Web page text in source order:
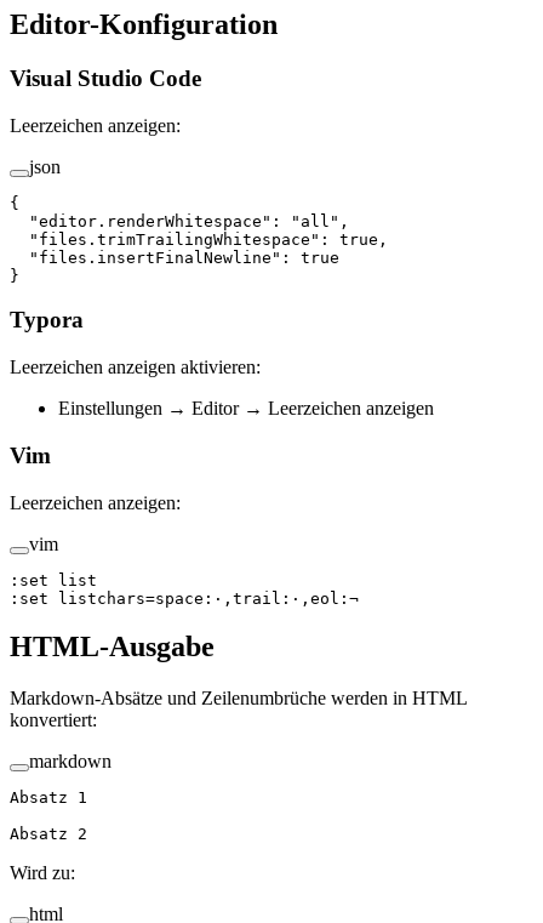
Editor-Konfiguration
Visual Studio Code
Leerzeichen anzeigen:
json
{
  "editor.renderWhitespace"
: "all" ,
  "files.trimTrailingWhitespace"
: true ,
  "files.insertFinalNewline"
: true
}
Typora
Leerzeichen anzeigen aktivieren:
Einstellungen → Editor → Leerzeichen anzeigen
Vim
Leerzeichen anzeigen:
vim
: set list
: set listchars=space:·,trail:·, eol :¬
HTML-Ausgabe
Markdown-Absätze und Zeilenumbrüche werden in HTML
konvertiert:
markdown
Absatz 1
Absatz 2
Wird zu:
html